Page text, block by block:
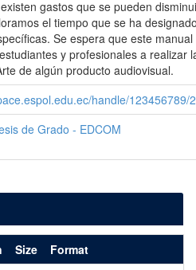
gastos que se pueden
el tiempo que se ha
Se espera que este manual
y profesionales a realizar
de algún producto audiovisual.
handle/123456789/
de Grado - EDCOM
Size
Format